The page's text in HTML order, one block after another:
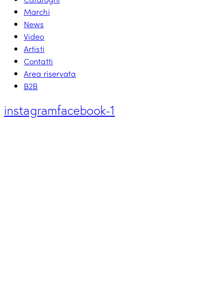
Marchi
News
Video
Artisti
Contatti
Area riservata
B2B
instagramfacebook-1